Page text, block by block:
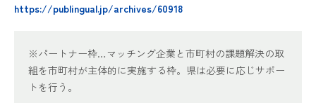
https://publingual.jp/archives/60918
※パートナー枠…マッチング企業と市町村の課題解決の取
組を市町村が主体的に実施する枠。県は必要に応じサポー
トを行う。